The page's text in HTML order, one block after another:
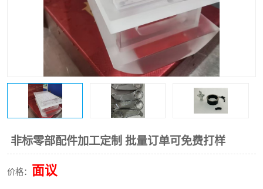
非标零部配件加工定制 批量订单可免费打样
价格： 面议
不锈钢加工